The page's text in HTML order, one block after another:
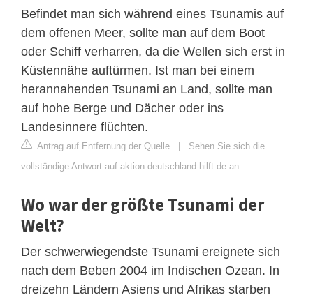
Befindet man sich während eines Tsunamis auf
dem offenen Meer, sollte man auf dem Boot
oder Schiff verharren, da die Wellen sich erst in
Küstennähe auftürmen. Ist man bei einem
herannahenden Tsunami an Land, sollte man
auf hohe Berge und Dächer oder ins
Landesinnere flüchten.
Antrag auf Entfernung der Quelle | Sehen Sie sich die
vollständige Antwort auf aktion-deutschland-hilft.de an
Wo war der größte Tsunami der
Welt?
Der schwerwiegendste Tsunami ereignete sich
nach dem Beben 2004 im Indischen Ozean. In
dreizehn Ländern Asiens und Afrikas starben